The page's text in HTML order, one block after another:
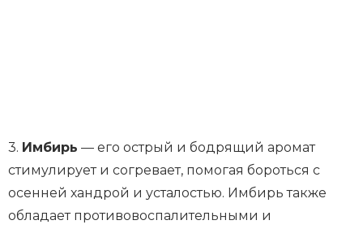
3. Имбирь — его острый и бодрящий аромат
стимулирует и согревает, помогая бороться с
осенней хандрой и усталостью. Имбирь также
обладает противовоспалительными и